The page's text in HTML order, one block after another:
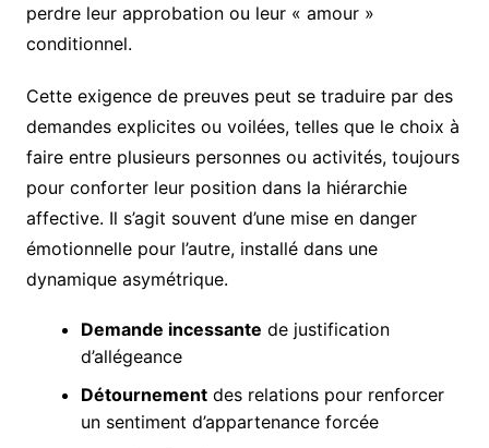
perdre leur approbation ou leur « amour »
conditionnel.
Cette exigence de preuves peut se traduire par des
demandes explicites ou voilées, telles que le choix à
faire entre plusieurs personnes ou activités, toujours
pour conforter leur position dans la hiérarchie
affective. Il s’agit souvent d’une mise en danger
émotionnelle pour l’autre, installé dans une
dynamique asymétrique.
Demande incessante de justification
d’allégeance
Détournementdes relations pour renforcer
un sentiment d’appartenance forcée